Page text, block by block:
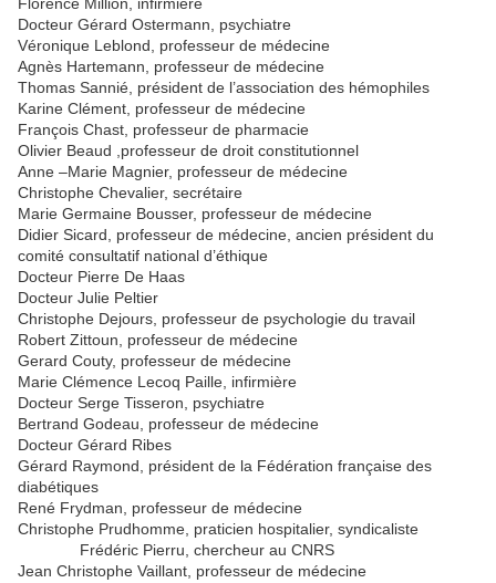
Docteur Gérard Ostermann, psychiatre
Véronique Leblond, professeur de médecine
Agnès Hartemann, professeur de médecine
Thomas Sannié, président de l’association des hémophiles
Karine Clément, professeur de médecine
François Chast, professeur de pharmacie
Olivier Beaud ,professeur de droit constitutionnel
Anne –Marie Magnier, professeur de médecine
Christophe Chevalier, secrétaire
Marie Germaine Bousser, professeur de médecine
Didier Sicard, professeur de médecine, ancien président du
comité consultatif national d’éthique
Docteur Pierre De Haas
Docteur Julie Peltier
Christophe Dejours, professeur de psychologie du travail
Robert Zittoun, professeur de médecine
Gerard Couty, professeur de médecine
Marie Clémence Lecoq Paille, infirmière
Docteur Serge Tisseron, psychiatre
Bertrand Godeau, professeur de médecine
Docteur Gérard Ribes
Gérard Raymond, président de la Fédération française des
diabétiques
René Frydman, professeur de médecine
Christophe Prudhomme, praticien hospitalier, syndicaliste
Frédéric Pierru, chercheur au CNRS
Jean Christophe Vaillant, professeur de médecine